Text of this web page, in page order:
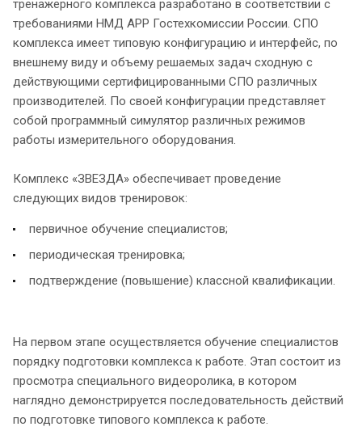
тренажерного комплекса разработано в соответствии с
требованиями НМД АРР Гостехкомиссии России. СПО
комплекса имеет типовую конфигурацию и интерфейс, по
внешнему виду и объему решаемых задач сходную с
действующими сертифицированными СПО различных
производителей. По своей конфигурации представляет
собой программный симулятор различных режимов
работы измерительного оборудования.
Комплекс «ЗВЕЗДА» обеспечивает проведение
следующих видов тренировок:
первичное обучение специалистов;
периодическая тренировка;
подтверждение (повышение) классной квалификации.
На первом этапе осуществляется обучение специалистов
порядку подготовки комплекса к работе. Этап состоит из
просмотра специального видеоролика, в котором
наглядно демонстрируется последовательность действий
по подготовке типового комплекса к работе.